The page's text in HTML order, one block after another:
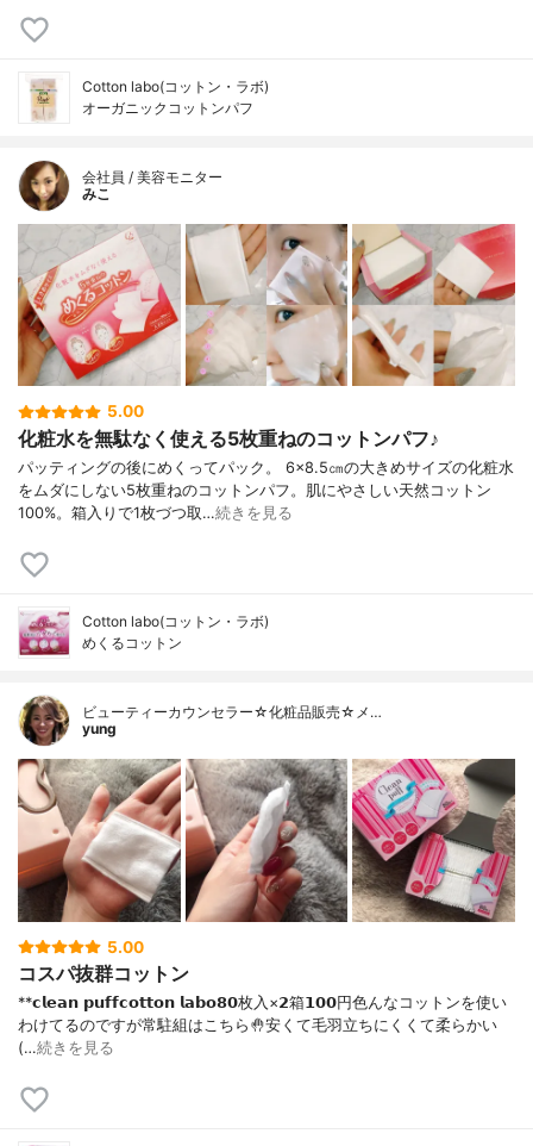
Cotton labo(コットン・ラボ)
オーガニックコットンパフ
会社員 / 美容モニター
みこ
5.00
化粧水を無駄なく使える5枚重ねのコットンパフ♪
パッティングの後にめくってパック。 6×8.5㎝の大きめサイズの化粧水
をムダにしない5枚重ねのコットンパフ。肌にやさしい天然コットン
100%。箱入りで1枚づつ取…続きを見る
Cotton labo(コットン・ラボ)
めくるコットン
ビューティーカウンセラー☆化粧品販売☆メ…
yung
5.00
コスパ抜群コットン
**𝗰𝗹𝗲𝗮𝗻 𝗽𝘂𝗳𝗳𝗰𝗼𝘁𝘁𝗼𝗻 𝗹𝗮𝗯𝗼⁡𝟴𝟬枚入×𝟮箱𝟭𝟬𝟬円⁡⁡色んなコットンを使い
わけてるのですが常駐組はこちら🤚⁡安くて毛羽立ちにくくて柔らかい
(…続きを見る